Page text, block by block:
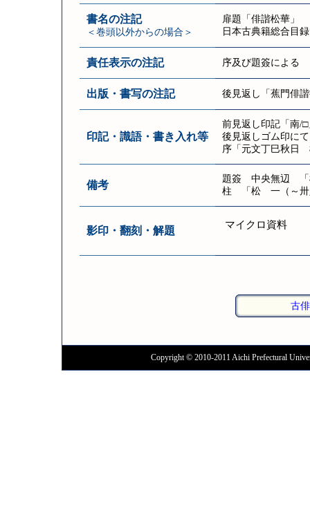
書名の注記
＜巻頭以外からの場合＞
扉題「俳諧松華」
日本古典籍総合目
責任表示の注記 序及び題簽による
出版・書写の注記 後見返し「蕉門俳
印記・識語・書き入れ等
前見返し印記「南/
後見返しゴム印に
序「元文丁巳秋日
備考
題簽 中央無辺 「
柱 「松 一（～卅
影印・翻刻・解題 マイクロ資料
古
Copyright © 2010-2011 Aichi Prefectural